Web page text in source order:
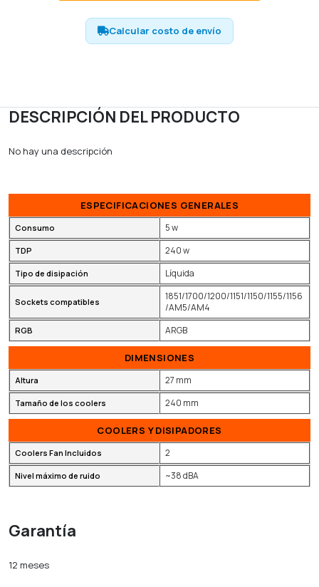
Calcular costo de envío
DESCRIPCIÓN DEL PRODUCTO
No hay una descripción
ESPECIFICACIONES GENERALES
Consumo 5 w
TDP 240 w
Tipo de disipación Líquida
Sockets compatibles
1851/1700/1200/1151/1150/1155/1156
/AM5/AM4
RGB ARGB
DIMENSIONES
Altura 27 mm
Tamaño de los coolers 240 mm
COOLERS Y DISIPADORES
Coolers Fan Incluidos 2
Nivel máximo de ruido ~38 dBA
Garantía
12 meses